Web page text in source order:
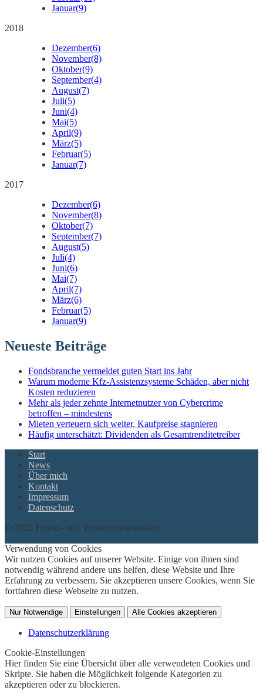
Januar(9)
2018
Dezember(6)
November(8)
Oktober(9)
September(4)
August(7)
Juli(5)
Juni(4)
Mai(5)
April(9)
März(5)
Februar(5)
Januar(7)
2017
Dezember(6)
November(8)
Oktober(7)
September(7)
August(5)
Juli(4)
Juni(6)
Mai(7)
April(7)
März(6)
Februar(5)
Januar(9)
Neueste Beiträge
Fondsbranche vermeldet guten Start ins Jahr
Warum moderne Kfz-Assistenzsysteme Schäden, aber nicht
Kosten reduzieren
Mehr als jeder zehnte Internetnutzer von Cybercrime
betroffen – mindestens
Mieten verteuern sich weiter, Kaufpreise stagnieren
Häufig unterschätzt: Dividenden als Gesamtrenditetreiber
Start
News
Über mich
Kontakt
Impressum
Datenschutz
© 2026 Finanz- und Versicherungsmakler
Verwendung von Cookies
Wir nutzen Cookies auf unserer Website. Einige von ihnen sind
notwendig während andere uns helfen, diese Website und Ihre
Erfahrung zu verbessern. Sie akzeptieren unsere Cookies, wenn Sie
fortfahren diese Webseite zu nutzen.
Nur Notwendige Einstellungen Alle Cookies akzeptieren
Datenschutzerklärung
Cookie-Einstellungen
Hier finden Sie eine Übersicht über alle verwendeten Cookies und
Skripte. Sie haben die Möglichkeit folgende Kategorien zu
akzeptieren oder zu blockieren.